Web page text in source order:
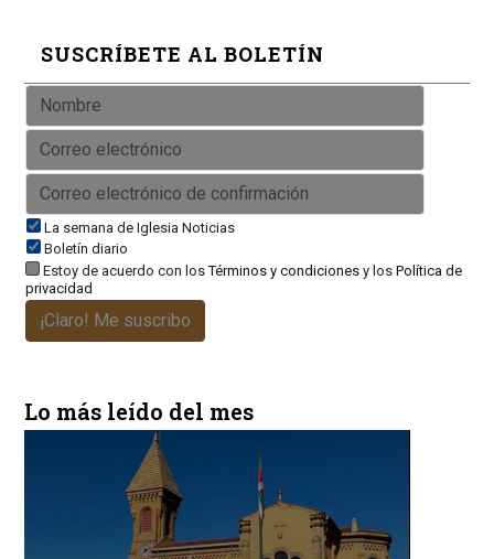
SUSCRÍBETE AL BOLETÍN
La semana de Iglesia Noticias
Boletín diario
Estoy de acuerdo con losTérminos y condicionesy los Política de
privacidad
¡Claro! Me suscribo
Lo más leído del mes